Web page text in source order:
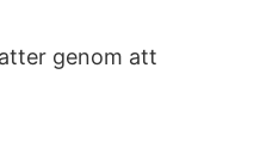
genom att